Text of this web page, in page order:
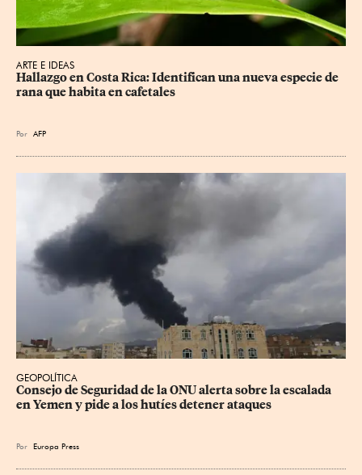
ARTE E IDEAS
Hallazgo en Costa Rica: Identifican una nueva especie de
rana que habita en cafetales
Por AFP
GEOPOLÍTICA
Consejo de Seguridad de la ONU alerta sobre la escalada
en Yemen y pide a los hutíes detener ataques
Por Europa Press